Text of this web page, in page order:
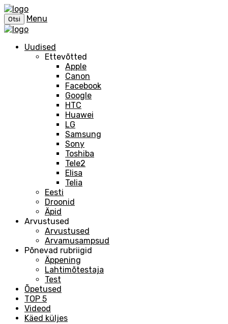
Otsi Menu
Uudised
Ettevõtted
Apple
Canon
Facebook
Google
HTC
Huawei
LG
Samsung
Sony
Toshiba
Tele2
Elisa
Telia
Eesti
Droonid
Äpid
Arvustused
Arvustused
Arvamusampsud
Põnevad rubriigid
Äppening
Lahtimõtestaja
Test
Õpetused
TOP 5
Videod
Käed küljes